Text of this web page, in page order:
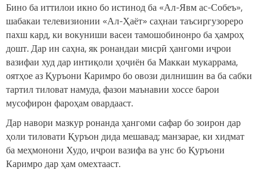
Бино ба иттилои икно бо истинод ба «Ал-Явм ас-Собеъ»,
шабакаи телевизионии «Ал-Ҳаёт» саҳнаи таъсиргузореро
пахш кард, ки вокуниши васеи тамошобинонро ба ҳамроҳ
дошт. Дар ин саҳна, як ронандаи мисрӣ ҳангоми иҷрои
вазифаи худ дар интиқоли ҳоҷиён ба Маккаи мукаррама,
оятҳое аз Қуръони Каримро бо овози дилнишин ва ба сабки
тартил тиловат намуда, фазои маънавии хоссе барои
мусофирон фароҳам овардааст.
Дар навори мазкур ронанда ҳангоми сафар бо зоирон дар
ҳоли тиловати Қуръон дида мешавад; манзарае, ки хидмат
ба меҳмонони Худо, иҷрои вазифа ва унс бо Қуръони
Каримро дар ҳам омехтааст.